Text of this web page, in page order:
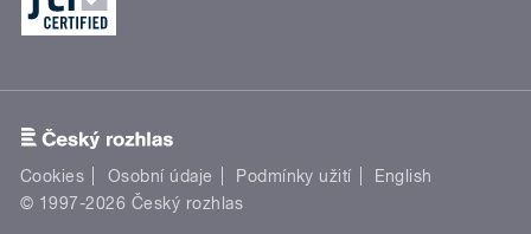
Cookies Osobní údaje Podmínky užití
English
© 1997-2026 Český rozhlas